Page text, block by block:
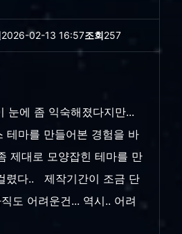
2026-02-13 16:57조회 257
눈에 좀 익숙해졌다지만...
테마를 만들어본 경험을 바
제대로 모양잡힌 테마를 만
렸다.. 제작기간이 조금 단
도 어려운건... 역시.. 어려